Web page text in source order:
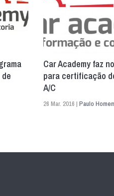
Car Academy faz
para certificação
A/C
26 Mar. 2016 | Paulo